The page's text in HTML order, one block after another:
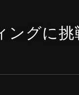
グに挑